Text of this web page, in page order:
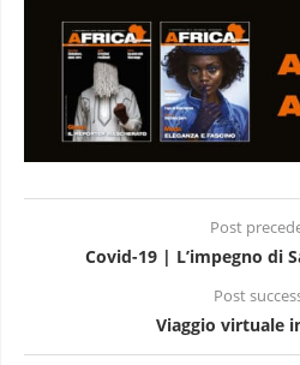
Post
Covid-19 | L’impegno di
Post
Viaggio virtuale